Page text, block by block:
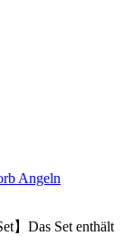
Angeln
】Das Set enthält